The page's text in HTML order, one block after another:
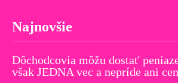
Najnovšie
Dôchodcovia môžu dostať
však JEDNA vec a nepríde ani